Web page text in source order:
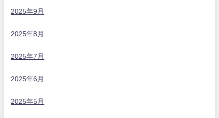
2025年9月
2025年8月
2025年7月
2025年6月
2025年5月